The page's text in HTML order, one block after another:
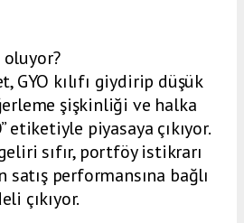
oluyor?
GYO kılıfı giydirip düşük
şişkinliği ve halka
etiketiyle piyasaya çıkıyor.
sıfır, portföy istikrarı
performansına bağlı
çıkıyor.